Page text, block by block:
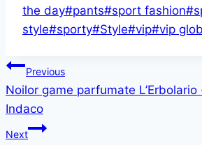
the day#pants#sport fashion#
style#sporty#Style#vip#vip
Post
navigation
Previous
Noilor game parfumate
Indaco
Next